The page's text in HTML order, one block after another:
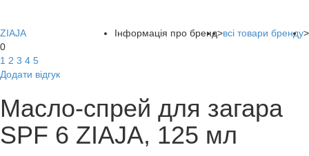
Інформація про бренд>всі товари бренду>
ZIAJA
0
1 2 3 4 5
Додати відгук
Масло-спрей для загара
SPF 6 ZIAJA, 125 мл